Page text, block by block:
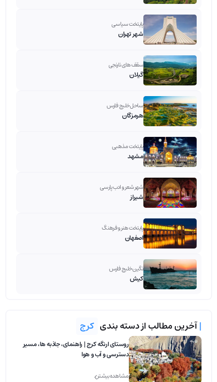
پایتخت سیاسی
شهر تهران
سقف های نارنجی
گیلان
ساحل خلیج فارس
هرمزگان
پایتخت مذهبی
مشهد
شهر شعر و ادب پارسی
شیراز
پایتخت هنر و فرهنگ
اصفهان
نگین خلیج فارس
کیش
|آخرین مطالب از دسته بندی کرج
روستای ارنگه کرج | راهنمای، جاذبه‌ ها، مسیر
دسترسی و آب و هوا
مشاهده بیشتر